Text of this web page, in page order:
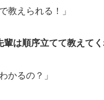
教えられる！」
は順序立てて教えてく
かるの？」